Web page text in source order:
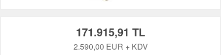
171.915,91 TL
2.590,00 EUR + KDV